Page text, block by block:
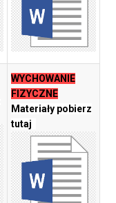
WYCHOWANIE
FIZYCZNE
Materiały pobierz
tutaj